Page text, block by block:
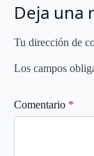
Deja una
Tu dirección de
Los campos
Comentario *